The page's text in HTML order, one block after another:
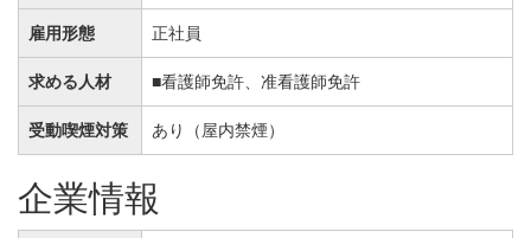
雇用形態 正社員
求める人材 ■看護師免許、准看護師免許
受動喫煙対策 あり（屋内禁煙）
企業情報